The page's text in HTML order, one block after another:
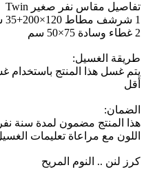
تفاصيل مقاس نفر صغير Twin
1 شرشف مطاط 120×200+35 سم
2 غطاء وسادة 75×50 سم
طريقة الغسيل:
أقل
الضمان:
هذا المنتج مضمون لمدة سنة
اللون مع مراعاة تعليمات
كرز لنن .. النوم المريح